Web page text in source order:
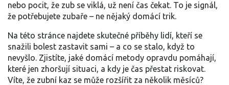
nebo pocit, že zub se viklá, už není čas čekat. To je signál,
že potřebujete zubaře – ne nějaký domácí trik.
Na této stránce najdete skutečné příběhy lidí, kteří se
snažili bolest zastavit sami – a co se stalo, když to
nevyšlo. Zjistíte, jaké domácí metody opravdu pomáhají,
které jen zhoršují situaci, a kdy je čas přestat riskovat.
Víte, že zubní kaz se může rozšířit za několik měsíců?